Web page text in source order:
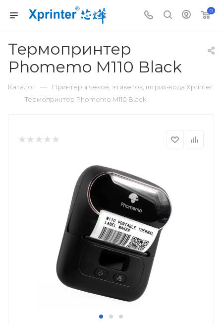
0
Термопринтер
Phomemo M110 Black
Каталог — Принтеры чеков, этикеток, штрих-кода Xprinter
— Термопринтер Phomemo M110 Black